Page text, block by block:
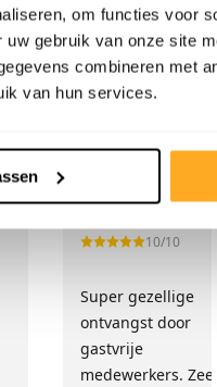
om functies voor
gebruik van onze site
combineren met
van hun services.
10/10
Super gezellige
ontvangst door
gastvrije
medewerkers. Zeer